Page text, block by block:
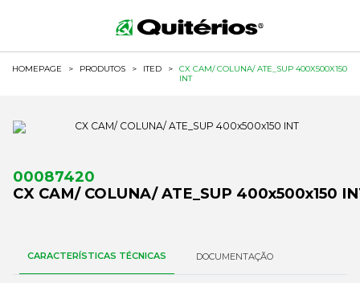
HOMEPAGE > PRODUTOS > ITED >
CX CAM/ COLUNA/ ATE_SUP 400X500X150
INT
00087420
CX CAM/ COLUNA/ ATE_SUP 400x500x150
CARACTERÍSTICAS TÉCNICAS DOCUMENTAÇÃO